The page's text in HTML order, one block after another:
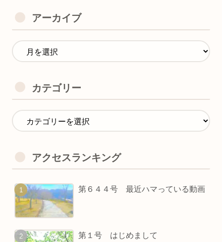
アーカイブ
カテゴリー
アクセスランキング
第６４４号 最近ハマっている動画
第１号 はじめまして